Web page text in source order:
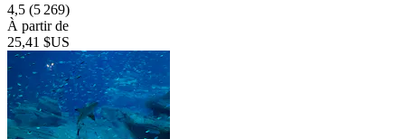
4,5 (5 269)
À partir de
25,41 $US